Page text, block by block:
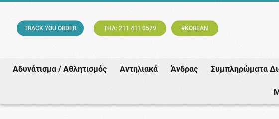
TRACK YOU ORDER ΤΗΛ: 211 411 0579 #KOREAN
Αδυνάτισμα / Αθλητισμός Αντηλιακά Άνδρας Συμπληρώματα